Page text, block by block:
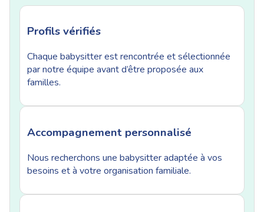
Profils vérifiés
Chaque babysitter est rencontrée et sélectionnée
par notre équipe avant d’être proposée aux
familles.
Accompagnement personnalisé
Nous recherchons une babysitter adaptée à vos
besoins et à votre organisation familiale.